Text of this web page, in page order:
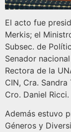
El acto fue
Merkis; el
Subsec. de
Senador
Rectora de la
CIN, Cra.
Cro. Daniel Ricci.
Además estuvo
Géneros y